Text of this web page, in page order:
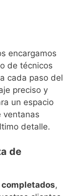
encargamos
de técnicos
cada paso del
preciso y
un espacio
ventanas
detalle.
de
,